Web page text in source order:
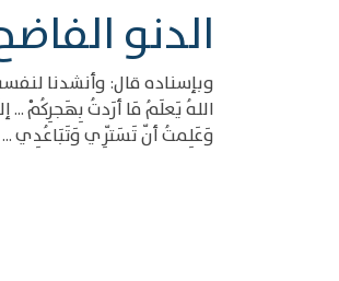
الدنو
وبإسناده قال: وأنشدنا
اللهُ يَعلَمُ مَا أرَدتُ بِهَجرِكُمْ ...
وَعَلِمتُ أنّ تَسَتّرِي وَتَبَاعُدِي